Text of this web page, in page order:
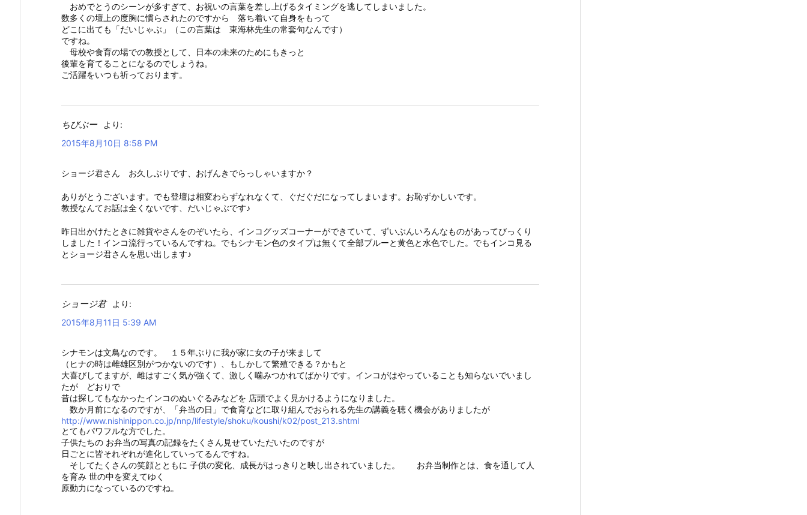
おめでとうのシーンが多すぎて、お祝いの言葉を差し上げるタイミングを逃してしまいました。
数多くの壇上の度胸に慣らされたのですから 落ち着いて自身をもって
どこに出ても「だいじゃぶ」（この言葉は 東海林先生の常套句なんです）
ですね。
母校や食育の場での教授として、日本の未来のためにもきっと
後輩を育てることになるのでしょうね。
ご活躍をいつも祈っております。
ちびぶー
より:
2015年8月10日 8:58 PM
ショージ君さん お久しぶりです、おげんきでらっしゃいますか？
ありがとうございます。でも登壇は相変わらずなれなくて、ぐだぐだになってしまいます。お恥ずかしいです。
教授なんてお話は全くないです、だいじゃぶです♪
昨日出かけたときに雑貨やさんをのぞいたら、インコグッズコーナーができていて、ずいぶんいろんなものがあってびっくり
しました！インコ流行っているんですね。でもシナモン色のタイプは無くて全部ブルーと黄色と水色でした。でもインコ見る
とショージ君さんを思い出します♪
ショージ君
より:
2015年8月11日 5:39 AM
シナモンは文鳥なのです。 １５年ぶりに我が家に女の子が来まして
（ヒナの時は雌雄区別がつかないのです）、もしかして繁殖できる？かもと
大喜びしてますが、雌はすごく気が強くて、激しく噛みつかれてばかりです。インコがはやっていることも知らないでいまし
たが どおりで
昔は探してもなかったインコのぬいぐるみなどを 店頭でよく見かけるようになりました。
数か月前になるのですが、「弁当の日」で食育などに取り組んでおられる先生の講義を聴く機会がありましたが
http://www.nishinippon.co.jp/nnp/lifestyle/shoku/koushi/k02/post_213.shtml
とてもパワフルな方でした。
子供たちの お弁当の写真の記録をたくさん見せていただいたのですが
日ごとに皆それぞれが進化していってるんですね。
そしてたくさんの笑顔とともに 子供の変化、成長がはっきりと映し出されていました。 お弁当制作とは、食を通して人
を育み 世の中を変えてゆく
原動力になっているのですね。